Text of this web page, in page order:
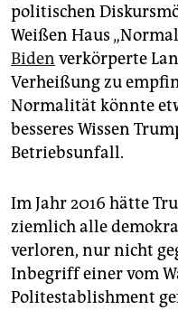
politischen
Weißen Haus
Biden verkörperte
Verheißung zu
Normalität könnte
besseres Wissen
Betriebsunfall.
Im Jahr 2016 hätte
ziemlich alle
verloren, nur nicht
Inbegriff einer vom
Politestablishment